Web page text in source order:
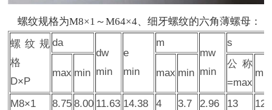
螺纹规格为M8×1～M64×4、细牙螺纹的六角薄螺母：
螺纹规
格
D×P
da
dw
min
e
min
m
mw
min
s
max min max min
公称
=max
min
M8×1 8.75 8.00 11.63 14.38 4 3.7 2.96 13